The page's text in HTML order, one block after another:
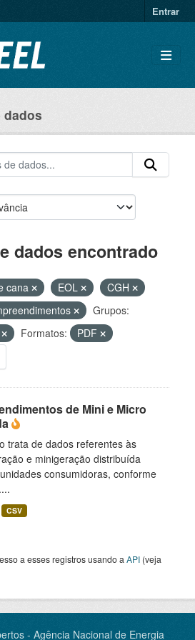
Entrar
dados
dados encontrado
cana EOL
CGH
Grupos:
Formatos:
PDF
de Mini e Micro
trata de dados referentes às
e minigeração distribuída
consumidoras, conforme
CSV
a esses registros usando a API (veja
- Agência Nacional de Energia